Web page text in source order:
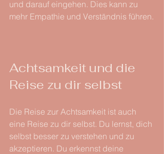
und darauf eingehen. Dies kann zu
mehr Empathie und Verständnis führen.
Achtsamkeit und die
Reise zu dir selbst
Die Reise zur Achtsamkeit ist auch
eine Reise zu dir selbst. Du lernst, dich
selbst besser zu verstehen und zu
akzeptieren. Du erkennst deine